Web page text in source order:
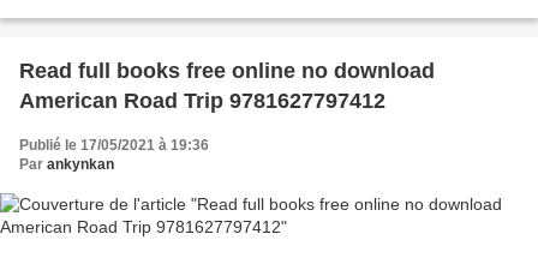
Read full books free online no download
American Road Trip 9781627797412
Publié le 17/05/2021 à 19:36
Par ankynkan